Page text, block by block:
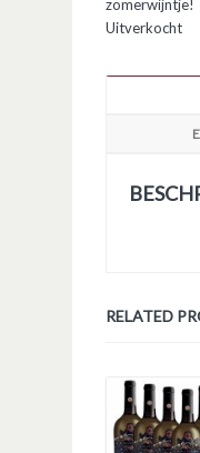
zomerwijntje!
Uitverkocht
RELATED